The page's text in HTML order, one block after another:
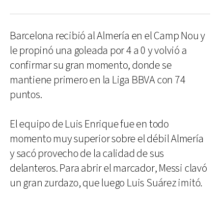
Barcelona recibió al Almería en el Camp Nou y
le propinó una goleada por 4 a 0 y volvió a
confirmar su gran momento, donde se
mantiene primero en la Liga BBVA con 74
puntos.
El equipo de Luis Enrique fue en todo
momento muy superior sobre el débil Almería
y sacó provecho de la calidad de sus
delanteros. Para abrir el marcador, Messi clavó
un gran zurdazo, que luego Luis Suárez imitó.